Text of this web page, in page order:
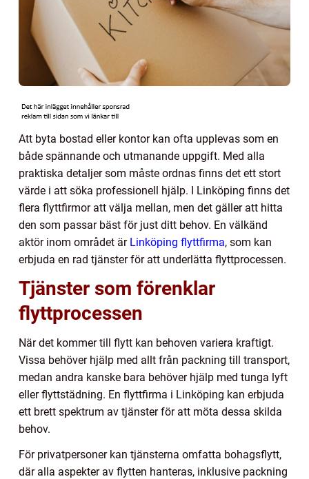
Att byta bostad eller kontor kan ofta upplevas som en
både spännande och utmanande uppgift. Med alla
praktiska detaljer som måste ordnas finns det ett stort
värde i att söka professionell hjälp. I Linköping finns det
flera flyttfirmor att välja mellan, men det gäller att hitta
den som passar bäst för just ditt behov. En välkänd
aktör inom området är Linköping flyttfirma, som kan
erbjuda en rad tjänster för att underlätta flyttprocessen.
Tjänster som förenklar
flyttprocessen
När det kommer till flytt kan behoven variera kraftigt.
Vissa behöver hjälp med allt från packning till transport,
medan andra kanske bara behöver hjälp med tunga lyft
eller flyttstädning. En flyttfirma i Linköping kan erbjuda
ett brett spektrum av tjänster för att möta dessa skilda
behov.
För privatpersoner kan tjänsterna omfatta bohagsflytt,
där alla aspekter av flytten hanteras, inklusive packning